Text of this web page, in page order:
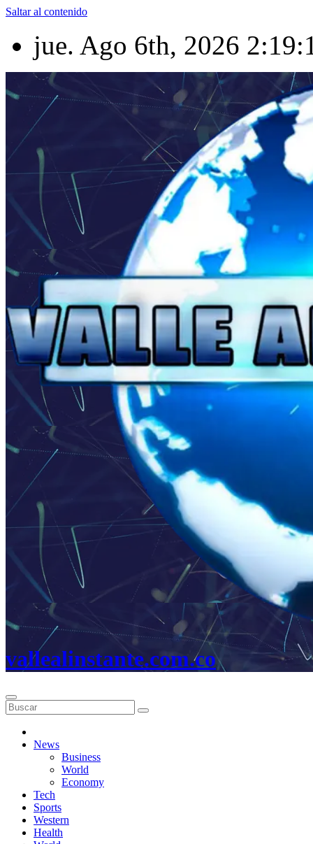
Saltar al contenido
jue. Ago 6th, 2026
vallealinstante.com.co
News
Business
World
Economy
Tech
Sports
Western
Health